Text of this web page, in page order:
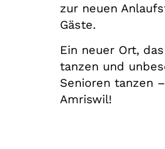
zur neuen
Gäste.
Ein neuer Ort,
tanzen und
Senioren tanzen
Amriswil!